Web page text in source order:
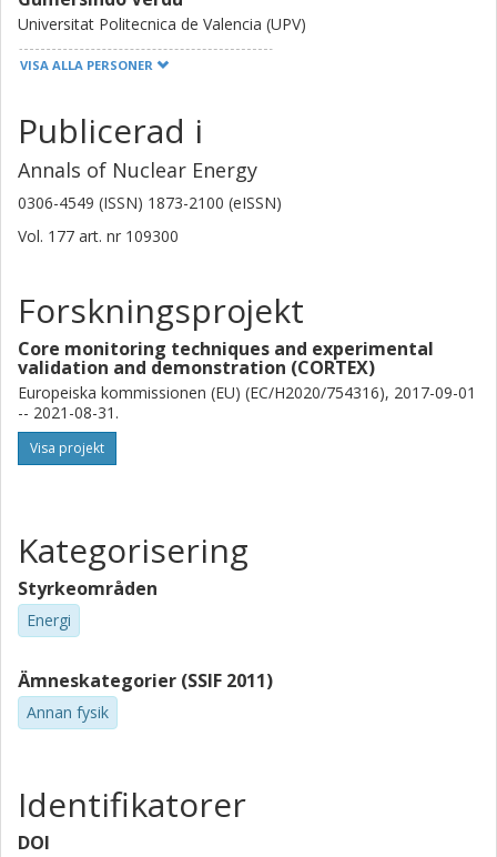
Universitat Politecnica de Valencia (UPV)
Abdelhamid Dokhane
V. Verma
Paul Scherrer Institut
Y. Perin
J. Herb
Gesellschaft für Anlagen- und Reaktorsicherheit (GRS)
Antonios Mylonakis
Chalmers, Fysik, Subatomär, högenergi- och plasmafysik
Forskning
Forskning Andra publikationer
Paolo Vinai
Chalmers, Fysik, Subatomär, högenergi- och plasmafysik
Forskning Andra publikationer
VISA ALLA PERSONER
Publicerad i
Annals of Nuclear Energy
0306-4549 (ISSN) 1873-2100 (eISSN)
Vol. 177 art. nr 109300
Forskningsprojekt
Core monitoring techniques and experimental
validation and demonstration (CORTEX)
Europeiska kommissionen (EU) (EC/H2020/754316), 2017-09-01
-- 2021-08-31.
Visa projekt
Kategorisering
Styrkeområden
Energi
Ämneskategorier (SSIF 2011)
Annan fysik
Identifikatorer
DOI